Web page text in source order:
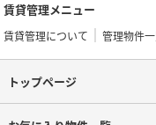
賃貸管理メニュー
賃貸管理について 管理物件
トップページ